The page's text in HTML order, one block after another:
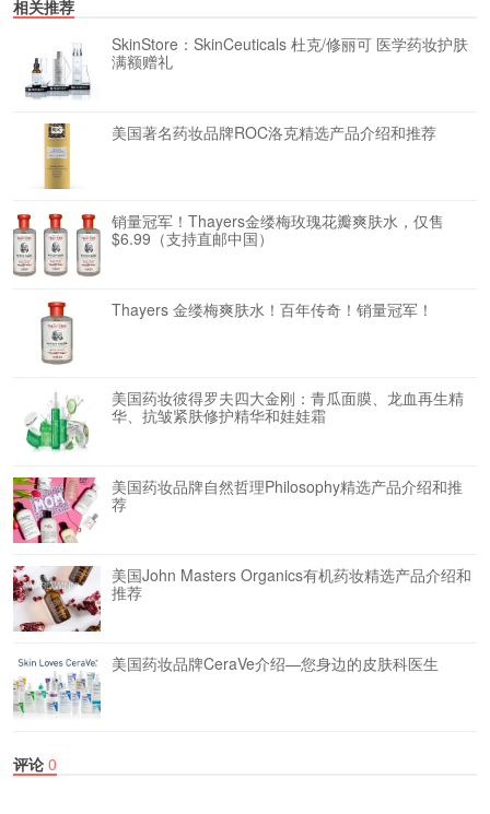
相关推荐
SkinStore：SkinCeuticals 杜克/修丽可 医学药妆护肤
满额赠礼
美国著名药妆品牌ROC洛克精选产品介绍和推荐
销量冠军！Thayers金缕梅玫瑰花瓣爽肤水，仅售
$6.99（支持直邮中国）
Thayers 金缕梅爽肤水！百年传奇！销量冠军！
美国药妆彼得罗夫四大金刚：青瓜面膜、龙血再生精
华、抗皱紧肤修护精华和娃娃霜
美国药妆品牌自然哲理Philosophy精选产品介绍和推
荐
美国John Masters Organics有机药妆精选产品介绍和
推荐
美国药妆品牌CeraVe介绍—您身边的皮肤科医生
评论 0